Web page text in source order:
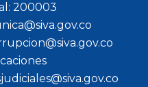
200003